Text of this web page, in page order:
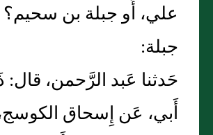
علي، أَو جبلة بن
جبلة:
حَدثنا عَبد الرَّحمن، قال:
أَبي، عَن إِسحاق